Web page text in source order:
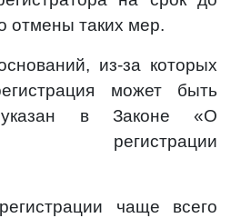
отмены таких мер.
из-за которых
может быть
указан в Законе «О
регистрации
чаще всего